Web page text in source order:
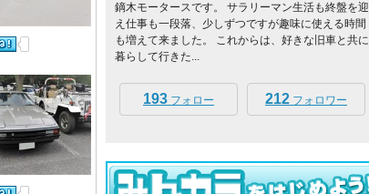
鏑木モータースです。 サラリーマン生活も終盤を迎
え仕事も一段落、少しずつですが趣味に使える時間
も増えて来ました。 これからは、好きな旧車と共に
暮らして行きた...
193 フォロー 212 フォロワー